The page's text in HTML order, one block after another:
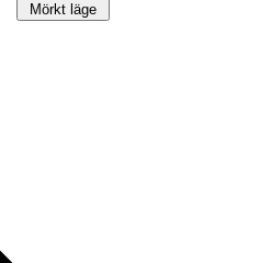
Mörkt läge